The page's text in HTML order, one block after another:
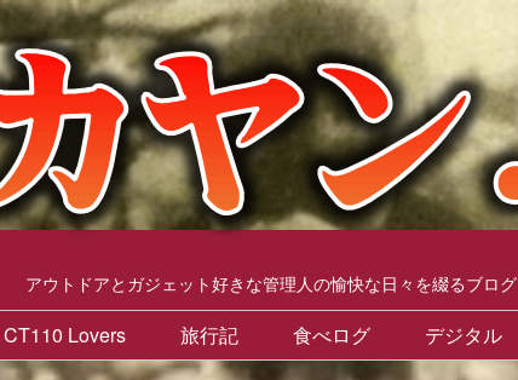
アウトドアとガジェット好きな管理人の愉快な日々を綴るブログ
CT110 Lovers 旅行記 食べログ デジタル